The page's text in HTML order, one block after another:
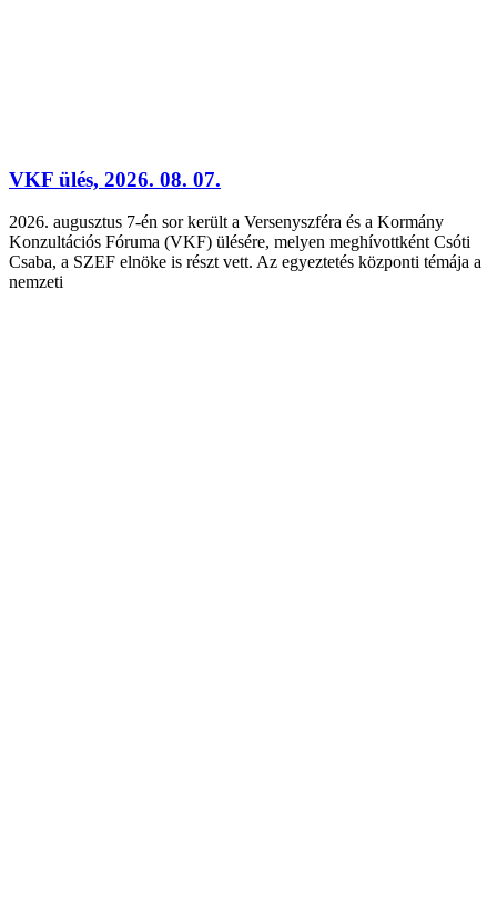
VKF ülés, 2026. 08. 07.
2026. augusztus 7-én sor került a Versenyszféra és a Kormány
Konzultációs Fóruma (VKF) ülésére, melyen meghívottként Csóti
Csaba, a SZEF elnöke is részt vett. Az egyeztetés központi témája a
nemzeti